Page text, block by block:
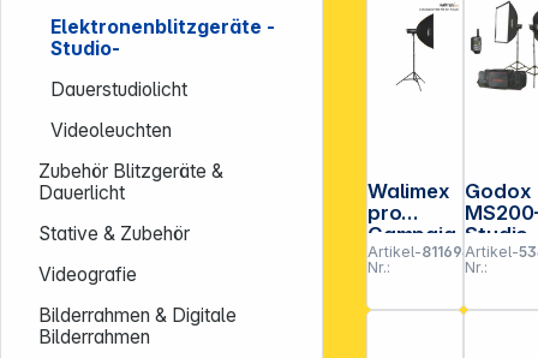
Elektronenblitzgeräte -
Studio-
Dauerstudiolicht
Videoleuchten
Zubehör Blitzgeräte &
Dauerlicht
Stative & Zubehör
Videografie
Bilderrahmen & Digitale
Bilderrahmen
Walimex
pro
Campaig
ner 600
HS Set
Artikel-
Nr.:
811694
Godox
Studio-
Kit
Kit 2 x
Artikel-
Nr.: